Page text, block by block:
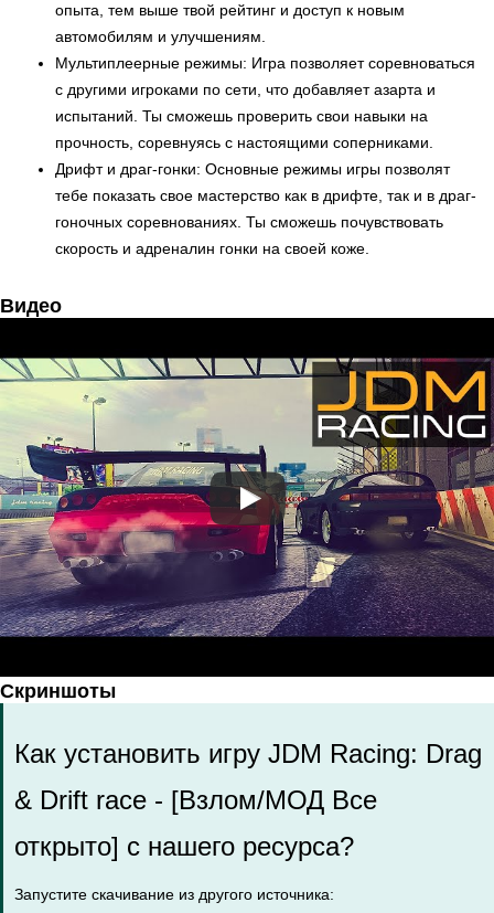
опыта, тем выше твой рейтинг и доступ к новым
автомобилям и улучшениям.
Мультиплеерные режимы: Игра позволяет соревноваться
с другими игроками по сети, что добавляет азарта и
испытаний. Ты сможешь проверить свои навыки на
прочность, соревнуясь с настоящими соперниками.
Дрифт и драг-гонки: Основные режимы игры позволят
тебе показать свое мастерство как в дрифте, так и в драг-
гоночных соревнованиях. Ты сможешь почувствовать
скорость и адреналин гонки на своей коже.
Видео
Скриншоты
Как установить игру JDM Racing: Drag
& Drift race - [Взлом/МОД Все
открыто] с нашего ресурса?
Запустите скачивание из другого источника: